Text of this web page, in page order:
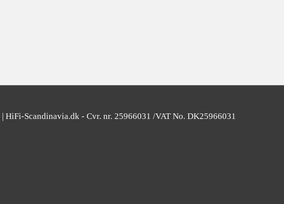
| HiFi-Scandinavia.dk - Cvr. nr. 25966031 /VAT No. DK25966031